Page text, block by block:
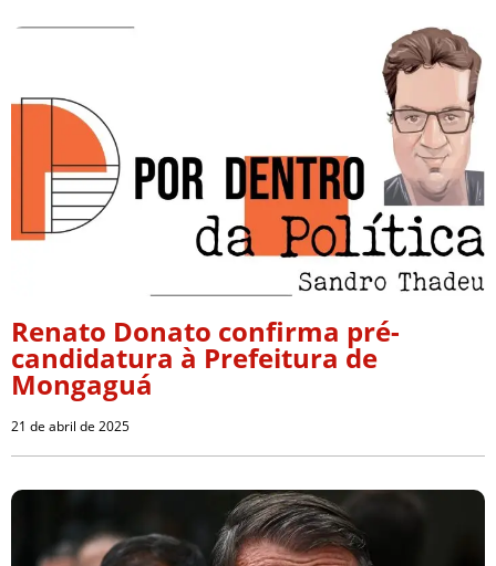
Renato Donato confirma pré-
candidatura à Prefeitura de
Mongaguá
21 de abril de 2025